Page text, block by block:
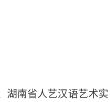
湖南省人艺汉语艺术实